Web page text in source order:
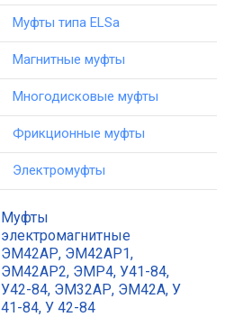
Муфты типа ELSa
Магнитные муфты
Многодисковые муфты
Фрикционные муфты
Электромуфты
Муфты
электромагнитные
ЭМ42АР, ЭМ42АР1,
ЭМ42АР2, ЭМР4, У41-84,
У42-84, ЭМ32АР, ЭМ42А, У
41-84, У 42-84